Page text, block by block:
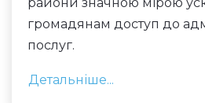
райони значною мірою
громадянам доступ до
послуг.
Детальніше...